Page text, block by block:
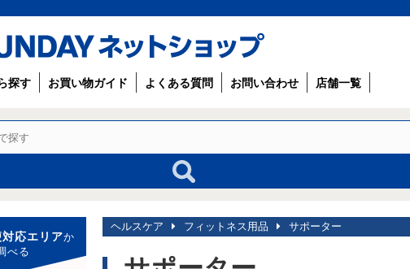
探す お買い物ガイド よくある質問 お問い合わせ 店舗一覧
ヘルスケア フィットネス用品 サポーター
応エリアか
べる